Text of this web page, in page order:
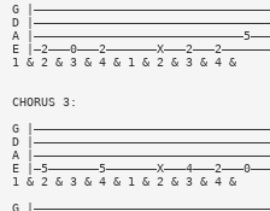
G
D
A
E
1 & 2 & 3 & 4 & 1 & 2 & 3 & 4 &
CHORUS 3:
G
D
A
E
1 & 2 & 3 & 4 & 1 & 2 & 3 & 4 &
G